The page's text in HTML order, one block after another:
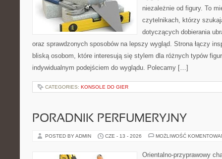
niezależnie od figury. To
czytelnikach, którzy
dotyczących dobierania
oraz sprawdzonych sposobów na lepszy wygląd. Strona łączy
bliską osobom, które interesują się stylem dla różnych typów
indywidualnym podejściem do wyglądu. Polecamy […]
CATEGORIES: KONSOLE DO GIER
PORADNIK PERFUMERYJNY
POSTED BY ADMIN CZE - 13 - 2026 MOŻLIWOŚĆ
Orientalno-przyprawowy